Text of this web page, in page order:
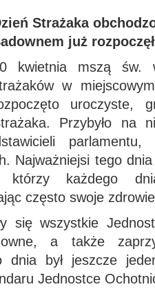
Strażaka
już
kwietnia mszą św.
w
uroczyste,
Przybyło na
parlamentu,
Najważniejsi tego
każdego
często swoje
się wszystkie
a także
dnia był jeszcze
Jednostce